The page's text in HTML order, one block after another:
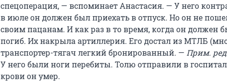
спецоперация, — вспоминает Анастасия. — У него
в июле он должен был приехать в отпуск. Но он не
своим пацанам. И как раз в то время, когда он должен
погиб. Их накрыла артиллерия. Его достал из МТЛБ
транспортер-тягач легкий бронированный. — Прим.
У него были ноги перебиты. Толю отправили в
крови он умер.